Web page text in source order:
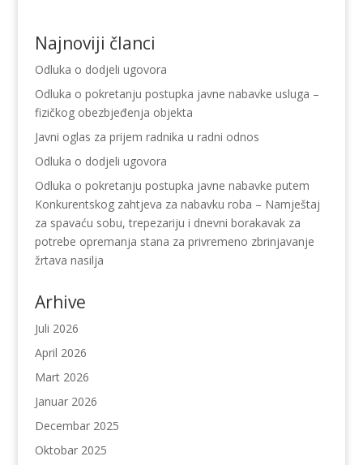
Najnoviji članci
Odluka o dodjeli ugovora
Odluka o pokretanju postupka javne nabavke usluga –
fizičkog obezbjeđenja objekta
Javni oglas za prijem radnika u radni odnos
Odluka o dodjeli ugovora
Odluka o pokretanju postupka javne nabavke putem
Konkurentskog zahtjeva za nabavku roba – Namještaj
za spavaću sobu, trepezariju i dnevni borakavak za
potrebe opremanja stana za privremeno zbrinjavanje
žrtava nasilja
Arhive
Juli 2026
April 2026
Mart 2026
Januar 2026
Decembar 2025
Oktobar 2025